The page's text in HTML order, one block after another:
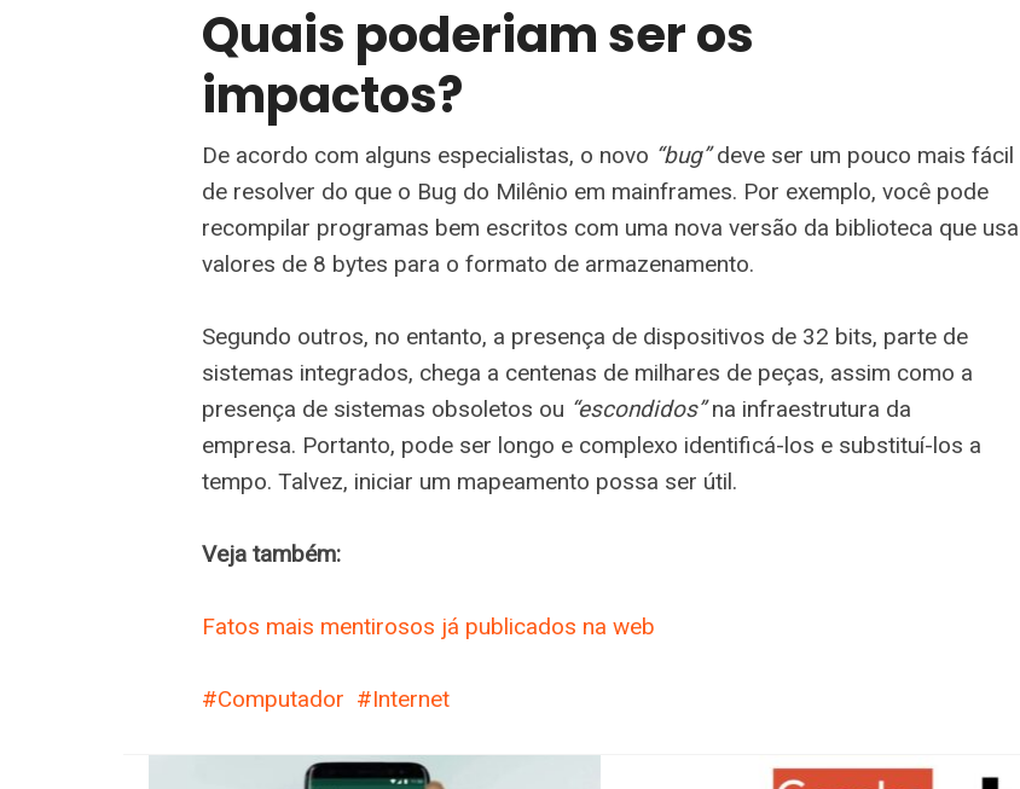
Quais poderiam ser os
impactos?
De acordo com alguns especialistas, o novo “bug”deve ser um pouco mais fácil
de resolver do que o Bug do Milênio em mainframes. Por exemplo, você pode
recompilar programas bem escritos com uma nova versão da biblioteca que usa
valores de 8 bytes para o formato de armazenamento.
Segundo outros, no entanto, a presença de dispositivos de 32 bits, parte de
sistemas integrados, chega a centenas de milhares de peças, assim como a
presença de sistemas obsoletos ou “escondidos”na infraestrutura da
empresa. Portanto, pode ser longo e complexo identificá-los e substituí-los a
tempo. Talvez, iniciar um mapeamento possa ser útil.
Veja também:
Fatos mais mentirosos já publicados na web
Computador Internet